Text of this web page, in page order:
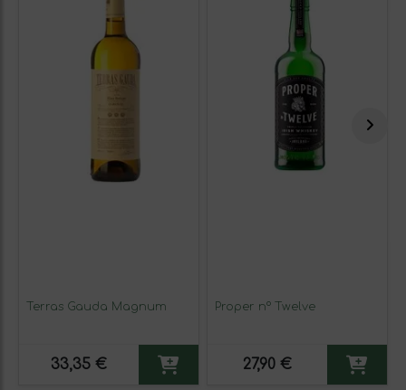
Terras Gauda Magnum
33,35 €
Proper nº Twelve
27,90 €